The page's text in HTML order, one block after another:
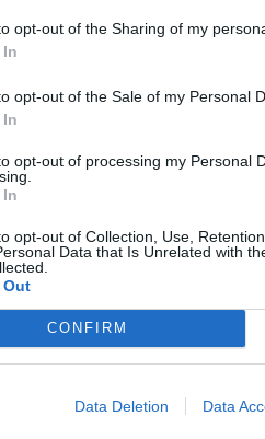
opt-out of the Sharing of my
opt-out of the Sale of my Personal
opt-out of processing my Personal
opt-out of Collection, Use,
Data that Is Unrelated with
CONFIRM
Data Deletion Data
Science
για να σώσει το Voyager 2
09/08/2026